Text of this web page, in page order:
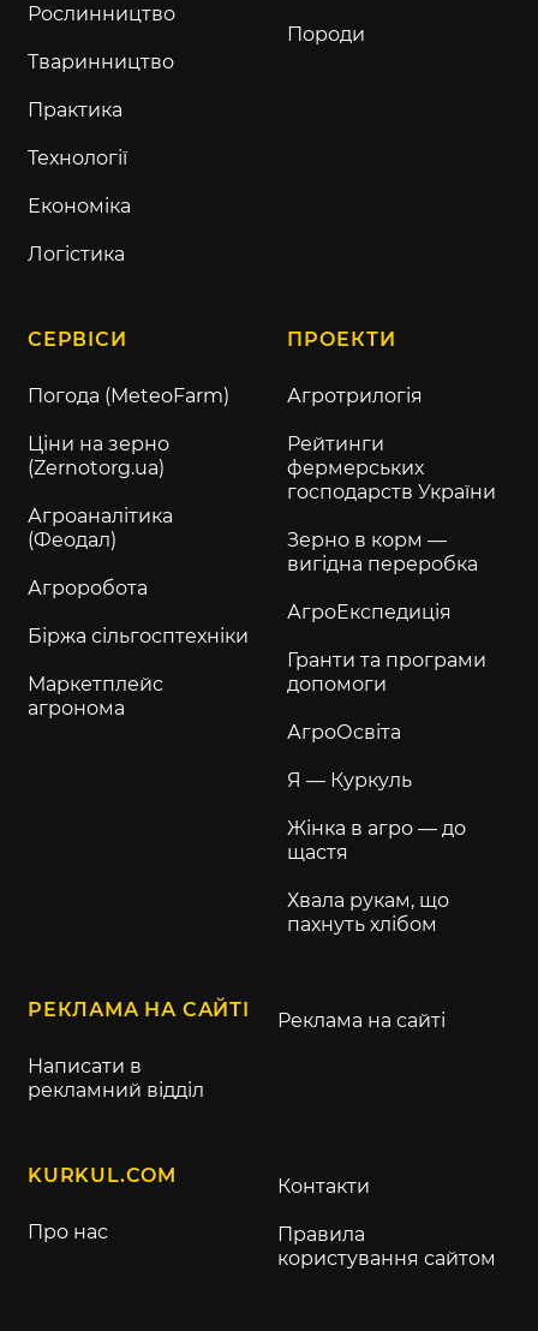
Рослинництво
Тваринництво
Практика
Технології
Економіка
Логістика
Породи
СЕРВІСИ
Погода (MeteoFarm)
Ціни на зерно
(Zernotorg.ua)
Агроаналітика
(Феодал)
Агроробота
Біржа сільгосптехніки
Маркетплейс
агронома
ПРОЕКТИ
Агротрилогія
Рейтинги
фермерських
господарств України
Зерно в корм —
вигідна переробка
АгроЕкспедиція
Гранти та програми
допомоги
АгроОсвіта
Я — Куркуль
Жінка в агро — до
щастя
Хвала рукам, що
пахнуть хлібом
РЕКЛАМА НА САЙТІ
Написати в
рекламний відділ
Реклама на сайті
KURKUL.COM
Про нас
Контакти
Правила
користування сайтом